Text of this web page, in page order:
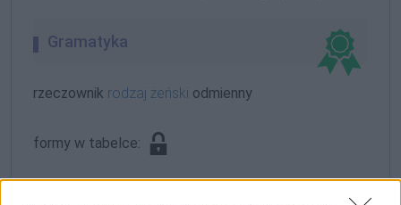
Gramatyka
rzeczownik rodzaj żeński odmienny
formy w tabelce: